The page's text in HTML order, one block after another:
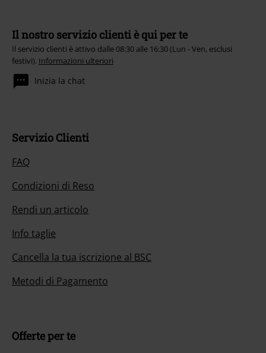
Il nostro servizio clienti è qui per te
Il servizio clienti è attivo dalle 08:30 alle 16:30 (Lun - Ven, esclusi
festivi). Informazioni ulteriori
Inizia la chat
Servizio Clienti
FAQ
Condizioni di Reso
Rendi un articolo
Info taglie
Cancella la tua iscrizione al BSC
Metodi di Pagamento
Offerte per te